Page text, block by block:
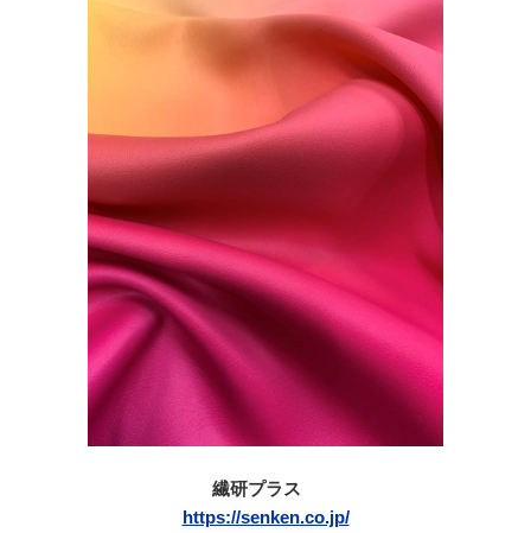
繊研プラス
https://senken.co.jp/